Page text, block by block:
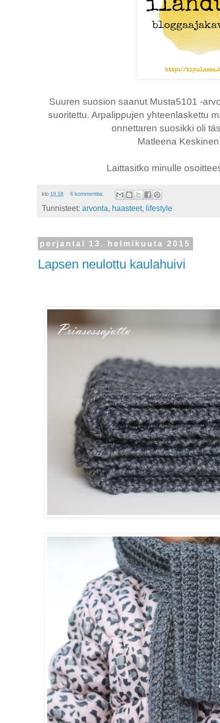
Suuren suosion saanut Musta5101 -
suoritettu. Arpalippujen yhteenlaskettu
onnettaren suosikki oli
Matleena
Laittasitko minulle
klo 19.18 6 kommenttia:
Tunnisteet: arvonta, haasteet, lifestyle
perjantai 13. helmikuuta 2015
Lapsen neulottu kaulahuivi